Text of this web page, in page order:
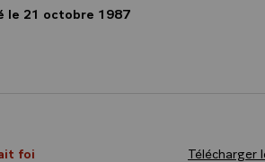
le 21 octobre 1987
foi Télécharger